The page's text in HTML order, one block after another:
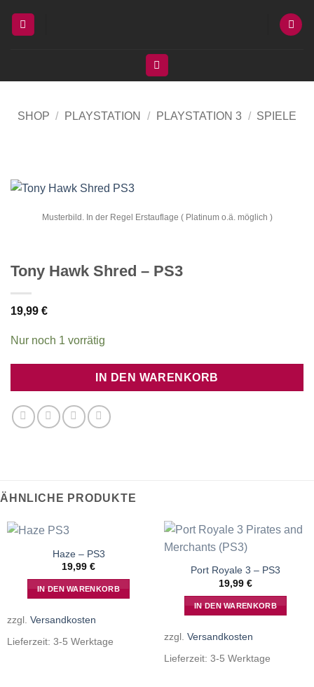
Inhalt
SHOP / PLAYSTATION / PLAYSTATION 3 / SPIELE
Musterbild. In der Regel Erstauflage ( Platinum o.ä. möglich )
Tony Hawk Shred – PS3
19,99 €
Nur noch 1 vorrätig
IN DEN WARENKORB
ÄHNLICHE PRODUKTE
Haze – PS3
19,99 €
IN DEN WARENKORB
zzgl. Versandkosten
Lieferzeit: 3-5 Werktage
Port Royale 3 – PS3
19,99 €
IN DEN WARENKORB
zzgl. Versandkosten
Lieferzeit: 3-5 Werktage